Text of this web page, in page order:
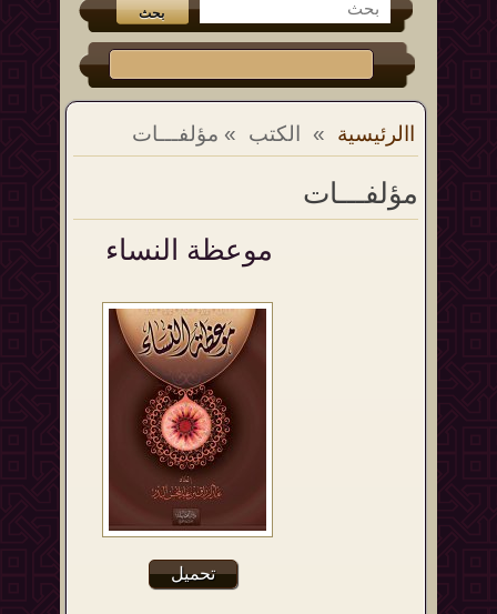
االرئيسية » الكتب » مؤلفـــات
مؤلفـــات
موعظة النساء
تحميل